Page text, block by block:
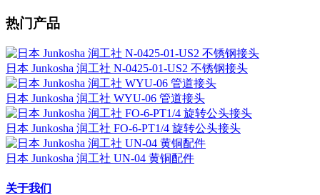
热门产品
日本 Junkosha 润工社 N-0425-01-US2 不锈钢接头
日本 Junkosha 润工社 WYU-06 管道接头
日本 Junkosha 润工社 FO-6-PT1/4 旋转公头接头
日本 Junkosha 润工社 UN-04 黄铜配件
关于我们